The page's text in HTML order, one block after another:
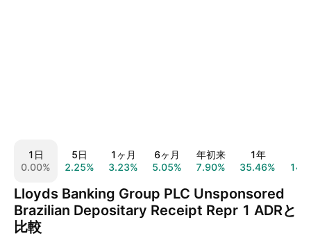
1日
0.00%
5日
2.25%
1ヶ月
3.23%
6ヶ月
5.05%
年初来
7.90%
1年
35.46%
Lloyds Banking Group PLC Unsponsored
Brazilian Depositary Receipt Repr 1 ADRと
比較